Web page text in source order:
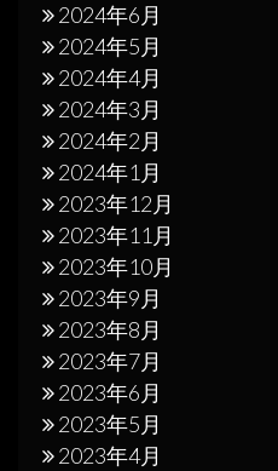
2024年6月
2024年5月
2024年4月
2024年3月
2024年2月
2024年1月
2023年12月
2023年11月
2023年10月
2023年9月
2023年8月
2023年7月
2023年6月
2023年5月
2023年4月